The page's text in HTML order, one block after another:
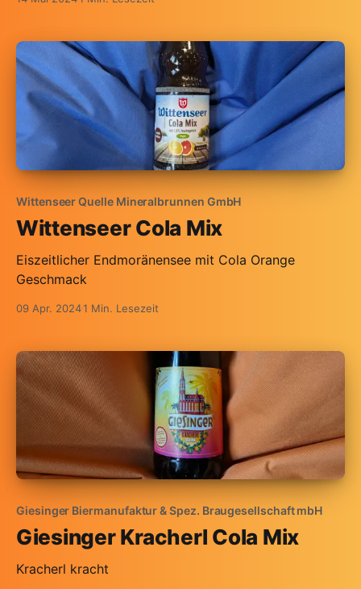
Wittenseer Quelle Mineralbrunnen GmbH
Wittenseer Cola Mix
Eiszeitlicher Endmoränensee mit Cola Orange
Geschmack
09 Apr. 20241 Min. Lesezeit
Giesinger Biermanufaktur & Spez. Braugesellschaft mbH
Giesinger Kracherl Cola Mix
Kracherl kracht